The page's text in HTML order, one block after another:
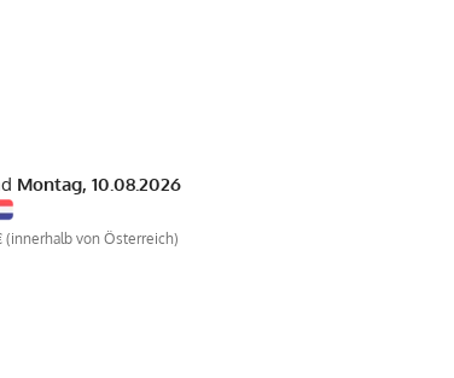
Montag, 10.08.2026
(innerhalb von Österreich)